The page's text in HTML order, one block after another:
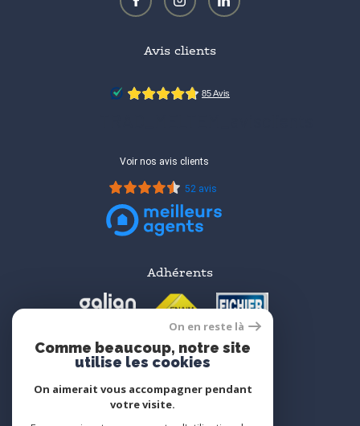
Avis clients
Voir nos avis clients
52 avis
Adhérents
On en reste là
Comme beaucoup, notre site
utilise les cookies
On aimerait vous accompagner pendant
votre visite.